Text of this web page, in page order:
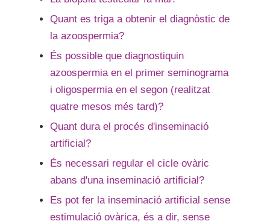
Quant es triga a obtenir el diagnòstic de
la azoospermia?
És possible que diagnostiquin
azoospermia en el primer seminograma
i oligospermia en el segon (realitzat
quatre mesos més tard)?
Quant dura el procés d'inseminació
artificial?
És necessari regular el cicle ovàric
abans d'una inseminació artificial?
Es pot fer la inseminació artificial sense
estimulació ovàrica, és a dir, sense